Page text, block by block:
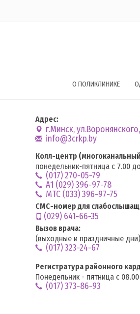
О ПОЛИКЛИНИКЕ
Адрес:
г.Минск,
info@3crkp.by
Колл-центр
понедельник-пятница с 7.00
(017) 270-05-79
А1 (029) 396-97-78
MTC (033) 396-97-75
СМС-номер для
(029) 641-66-35
Вызов врача:
(выходные и праздничные дни)
(017) 323-24-67
Регистратура районного
Понедельник - пятница с
(017) 373-86-93